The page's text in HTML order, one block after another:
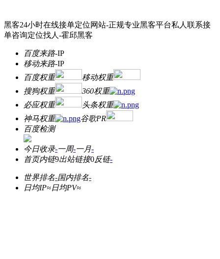
黑客24小时在线接单定位网站-正规专业黑客平台私人联系接
单咨询定位找人-霍邱黑客
百度来路-IP
移动来路-IP
百度权重
移动权重
搜狗权重
360权重
必应权重
头条权重
神马权重
谷歌PR
百度检测
今日收录-一周-一月-
首页内链9出站链接0反链-
世界排名-国内排名-
日均IP≈日均PV≈